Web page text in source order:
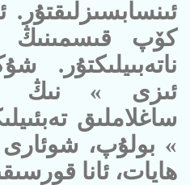
ئىنسابسىزلىقتۇر.
كۆپ قىسمىنىڭ
ناتەبىيلىكتۇر.
ئىزى » نىڭ
ساغلاملىق
» بولۇپ،
ھايات، ئانا